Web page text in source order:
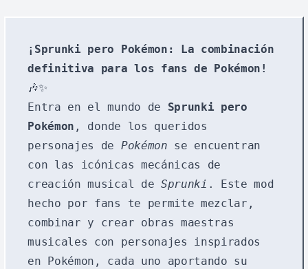
¡Sprunki pero Pokémon: La combinación
definitiva para los fans de Pokémon!
🎶✨
Entra en el mundo de Sprunki pero
Pokémon , donde los queridos
personajes de Pokémon se encuentran
con las icónicas mecánicas de
creación musical de Sprunki . Este mod
hecho por fans te permite mezclar,
combinar y crear obras maestras
musicales con personajes inspirados
en Pokémon, cada uno aportando su